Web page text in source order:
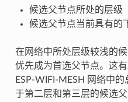
候选父节点所处的层级
候选父节点当前具有的
在网络中所处层级较浅的
优先成为首选父节点。这
ESP-WIFI-MESH 网络中
于第二层和第三层的候选